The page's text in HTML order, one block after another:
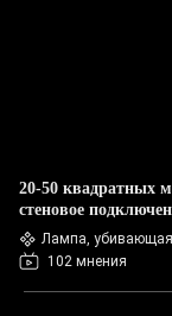
20-50 квадратных
стеновое
комаров Твердое
Лампа,
102 мнения